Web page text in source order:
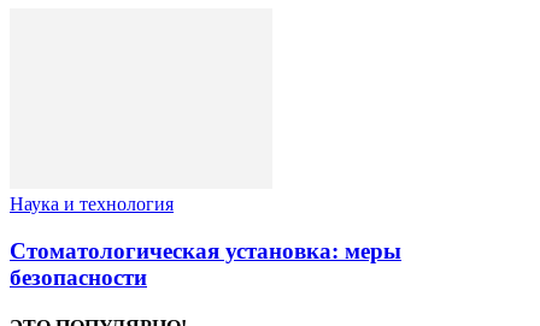
Наука и технология
Стоматологическая установка: меры
безопасности